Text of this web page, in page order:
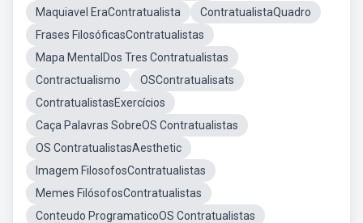
Maquiavel EraContratualista
ContratualistaQuadro
Frases FilosóficasContratualistas
Mapa MentalDos Tres Contratualistas
Contractualismo
OSContratualisats
ContratualistasExercícios
Caça Palavras SobreOS Contratualistas
OS ContratualistasAesthetic
Imagem FilosofosContratualistas
Memes FilósofosContratualistas
Conteudo ProgramaticoOS Contratualistas